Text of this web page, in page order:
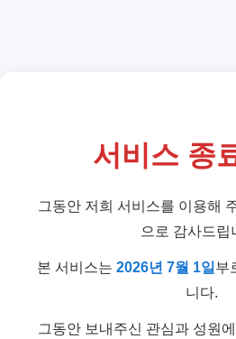
서비스 종
그동안 저희 서비스를 이용해
으로 감사드립
본 서비스는 2026년 7월 1일부
니다.
그동안 보내주신 관심과 성원